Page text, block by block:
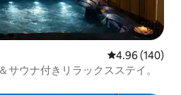
レビュー140
4.96 (140)
サウナ付きリラックスステイ。